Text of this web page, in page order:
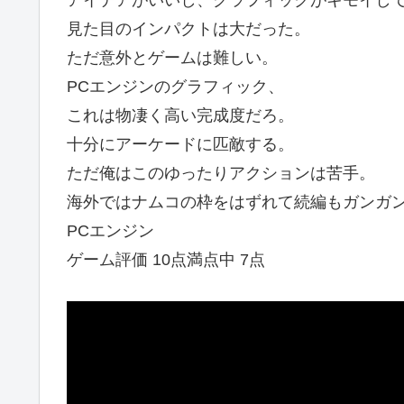
見た目のインパクトは大だった。
ただ意外とゲームは難しい。
PCエンジンのグラフィック、
これは物凄く高い完成度だろ。
十分にアーケードに匹敵する。
ただ俺はこのゆったりアクションは苦手。
海外ではナムコの枠をはずれて続編もガンガ
PCエンジン
ゲーム評価 10点満点中 7点